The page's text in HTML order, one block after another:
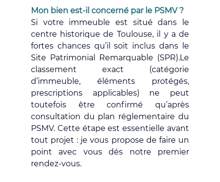
Mon bien est-il concerné par le PSMV ?
Si votre immeuble est situé dans le
centre historique de Toulouse, il y a de
fortes chances qu’il soit inclus dans le
Site Patrimonial Remarquable (SPR).Le
classement exact (catégorie
d’immeuble, éléments protégés,
prescriptions applicables) ne peut
toutefois être confirmé qu’après
consultation du plan réglementaire du
PSMV. Cette étape est essentielle avant
tout projet : je vous propose de faire un
point avec vous dés notre premier
rendez-vous.